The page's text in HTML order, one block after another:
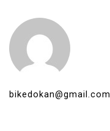
bikedokan@gmail.com